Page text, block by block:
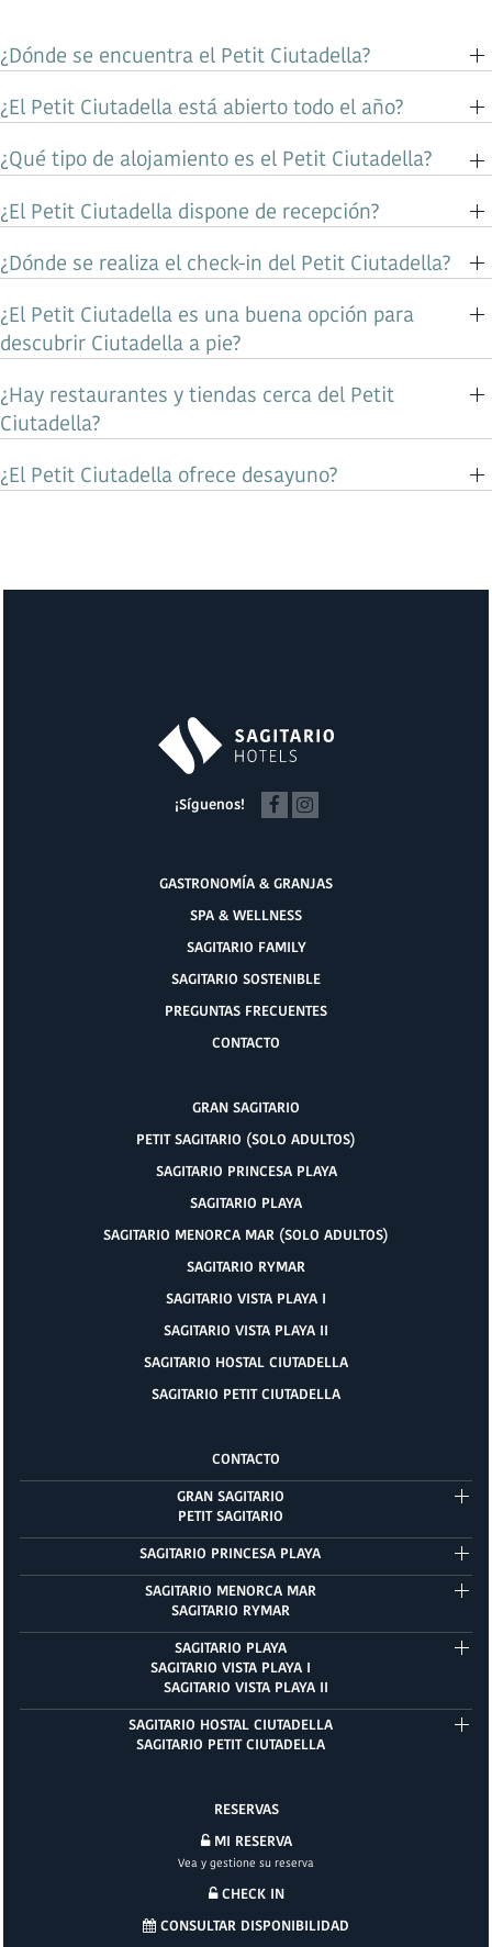
¿Dónde se encuentra el Petit Ciutadella?
¿El Petit Ciutadella está abierto todo el año?
¿Qué tipo de alojamiento es el Petit Ciutadella?
¿El Petit Ciutadella dispone de recepción?
¿Dónde se realiza el check-in del Petit Ciutadella?
¿El Petit Ciutadella es una buena opción para
descubrir Ciutadella a pie?
¿Hay restaurantes y tiendas cerca del Petit
Ciutadella?
¿El Petit Ciutadella ofrece desayuno?
¡Síguenos!
GASTRONOMÍA & GRANJAS
SPA & WELLNESS
SAGITARIO FAMILY
SAGITARIO SOSTENIBLE
PREGUNTAS FRECUENTES
CONTACTO
GRAN SAGITARIO
PETIT SAGITARIO (SOLO ADULTOS)
SAGITARIO PRINCESA PLAYA
SAGITARIO PLAYA
SAGITARIO MENORCA MAR (SOLO ADULTOS)
SAGITARIO RYMAR
SAGITARIO VISTA PLAYA I
SAGITARIO VISTA PLAYA II
SAGITARIO HOSTAL CIUTADELLA
SAGITARIO PETIT CIUTADELLA
CONTACTO
GRAN SAGITARIO
PETIT SAGITARIO
SAGITARIO PRINCESA PLAYA
SAGITARIO MENORCA MAR
SAGITARIO RYMAR
SAGITARIO PLAYA
SAGITARIO VISTA PLAYA I
SAGITARIO VISTA PLAYA II
SAGITARIO HOSTAL CIUTADELLA
SAGITARIO PETIT CIUTADELLA
RESERVAS
MI RESERVA
Vea y gestione su reserva
CHECK IN
CONSULTAR DISPONIBILIDAD